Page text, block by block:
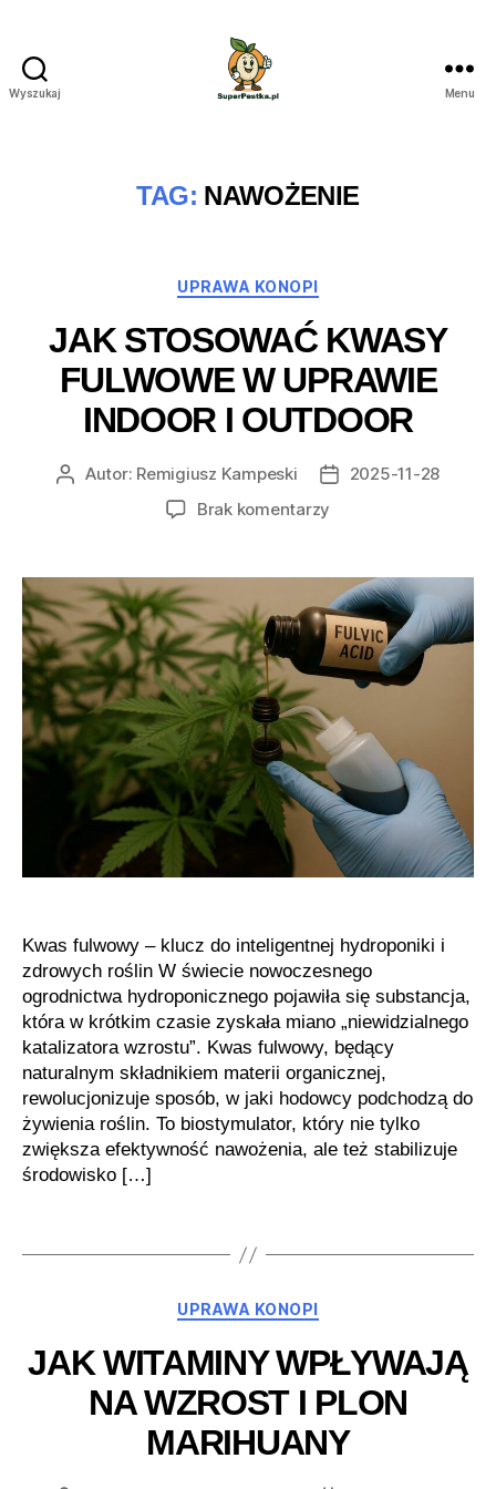
Wyszukaj Menu
TAG: NAWOŻENIE
Kategorie
UPRAWA KONOPI
JAK STOSOWAĆ KWASY
FULWOWE W UPRAWIE
INDOOR I OUTDOOR
AutorAutor: Remigiusz Kampeski
Data2025-11-28
Brak komentarzy
kwasy
fulwowe
w
uprawie
indoor
outdoor
Kwas fulwowy – klucz do inteligentnej hydroponiki i
zdrowych roślin W świecie nowoczesnego
ogrodnictwa hydroponicznego pojawiła się substancja,
która w krótkim czasie zyskała miano „niewidzialnego
katalizatora wzrostu”. Kwas fulwowy, będący
naturalnym składnikiem materii organicznej,
rewolucjonizuje sposób, w jaki hodowcy podchodzą do
żywienia roślin. To biostymulator, który nie tylko
zwiększa efektywność nawożenia, ale też stabilizuje
środowisko […]
Kategorie
UPRAWA KONOPI
JAK WITAMINY WPŁYWAJĄ
NA WZROST I PLON
MARIHUANY